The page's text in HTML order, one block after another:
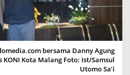
bersama Danny Agung
KONI Kota Malang Foto: Ist/Samsul
Utomo Sa’i